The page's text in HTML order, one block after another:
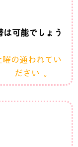
可能でしょう
の通われてい
ださい 。